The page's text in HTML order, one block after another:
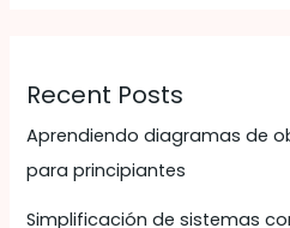
Recent Posts
Aprendiendo diagramas de
para principiantes
Simplificación de sistemas